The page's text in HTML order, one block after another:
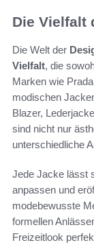
Die Vielfalt
Die Welt der
Vielfalt, die
Marken wie
modischen
Blazer,
sind nicht nur
unterschiedliche
Jede Jacke lässt
anpassen und
modebewusste
formellen
Freizeitlook